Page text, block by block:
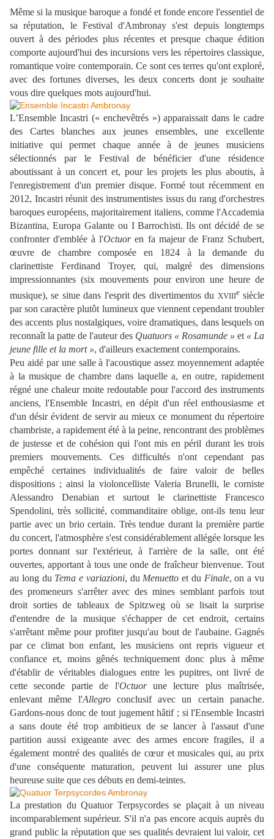
Même si la musique baroque a fondé et fonde encore l'essentiel de
sa réputation, le Festival d'Ambronay s'est depuis longtemps
ouvert à des périodes plus récentes et presque chaque édition
comporte aujourd'hui des incursions vers les répertoires classique,
romantique voire contemporain. Ce sont ces terres qu'ont exploré,
avec des fortunes diverses, les deux concerts dont je souhaite
vous dire quelques mots aujourd'hui.
L’Ensemble Incastri (« enchevêtrés ») apparaissait dans le cadre
des Cartes blanches aux jeunes ensembles, une excellente
initiative qui permet chaque année à de jeunes musiciens
sélectionnés par le Festival de bénéficier d'une résidence
aboutissant à un concert et, pour les projets les plus aboutis, à
l'enregistrement d'un premier disque. Formé tout récemment en
2012, Incastri réunit des instrumentistes issus du rang d'orchestres
baroques européens, majoritairement italiens, comme l'Accademia
Bizantina, Europa Galante ou I Barrochisti. Ils ont décidé de se
confronter d'emblée à l'Octuoren fa majeur de Franz Schubert,
œuvre de chambre composée en 1824 à la demande du
clarinettiste Ferdinand Troyer, qui, malgré des dimensions
impressionnantes (six mouvements pour environ une heure de
musique), se situe dans l'esprit des divertimentos du XVIIIesiècle
par son caractère plutôt lumineux que viennent cependant troubler
des accents plus nostalgiques, voire dramatiques, dans lesquels on
reconnaît la patte de l'auteur des Quatuors « Rosamunde » et « La
jeune fille et la mort », d'ailleurs exactement contemporains.
Peu aidé par une salle à l'acoustique assez moyennement adaptée
à la musique de chambre dans laquelle a, en outre, rapidement
régné une chaleur moite redoutable pour l'accord des instruments
anciens, l'Ensemble Incastri, en dépit d'un réel enthousiasme et
d'un désir évident de servir au mieux ce monument du répertoire
chambriste, a rapidement été à la peine, rencontrant des problèmes
de justesse et de cohésion qui l'ont mis en péril durant les trois
premiers mouvements. Ces difficultés n'ont cependant pas
empêché certaines individualités de faire valoir de belles
dispositions ; ainsi la violoncelliste Valeria Brunelli, le corniste
Alessandro Denabian et surtout le clarinettiste Francesco
Spendolini, très sollicité, commanditaire oblige, ont-ils tenu leur
partie avec un brio certain. Très tendue durant la première partie
du concert, l'atmosphère s'est considérablement allégée lorsque les
portes donnant sur l'extérieur, à l'arrière de la salle, ont été
ouvertes, apportant à tous une onde de fraîcheur bienvenue. Tout
au long du Tema e variazioni, du Menuetto et du Finale, on a vu
des promeneurs s'arrêter avec des mines semblant parfois tout
droit sorties de tableaux de Spitzweg où se lisait la surprise
d'entendre de la musique s'échapper de cet endroit, certains
s'arrêtant même pour profiter jusqu'au bout de l'aubaine. Gagnés
par ce climat bon enfant, les musiciens ont repris vigueur et
confiance et, moins gênés techniquement donc plus à même
d'établir de véritables dialogues entre les pupitres, ont livré de
cette seconde partie de l'Octuorune lecture plus maîtrisée,
enlevant même l'Allegroconclusif avec un certain panache.
Gardons-nous donc de tout jugement hâtif ; si l'Ensemble Incastri
a sans doute été trop ambitieux de se lancer à l'assaut d'une
partition aussi exigeante avec des armes encore fragiles, il a
également montré des qualités de cœur et musicales qui, au prix
d'une conséquente maturation, peuvent lui assurer une plus
heureuse suite que ces débuts en demi-teintes.
La prestation du Quatuor Terpsycordes se plaçait à un niveau
incomparablement supérieur. S'il n'a pas encore acquis auprès du
grand public la réputation que ses qualités devraient lui valoir, cet